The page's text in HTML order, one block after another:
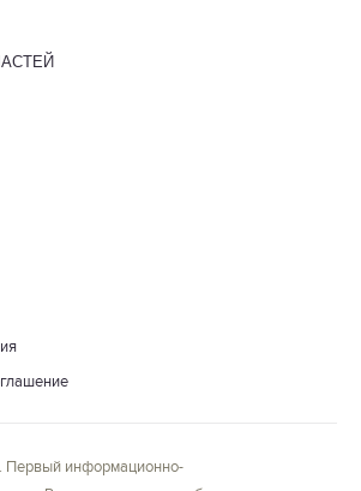
Первый информационно-